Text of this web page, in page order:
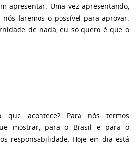
apresentar. Uma vez apresentando,
faremos o possível para aprovar.
de nada, eu só quero é que o
acontece? Para nós termos
mostrar, para o Brasil e para o
responsabilidade. Hoje em dia está